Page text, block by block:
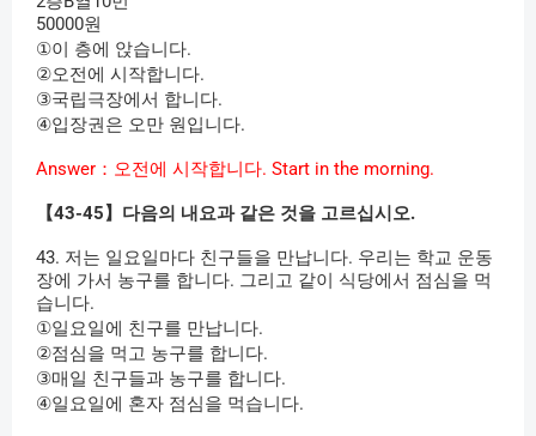
50000원
①이 층에 앉습니다.
②오전에 시작합니다.
③국립극장에서 합니다.
④입장권은 오만 원입니다.
Answer ：오전에 시작합니다. Start in the morning.
【43-45】다음의 내요과 같은 것을 고르십시오.
43. 저는 일요일마다 친구들을 만납니다. 우리는 학교 운동
장에 가서 농구를 합니다. 그리고 같이 식당에서 점심을 먹
습니다.
①일요일에 친구를 만납니다.
②점심을 먹고 농구를 합니다.
③매일 친구들과 농구를 합니다.
④일요일에 혼자 점심을 먹습니다.